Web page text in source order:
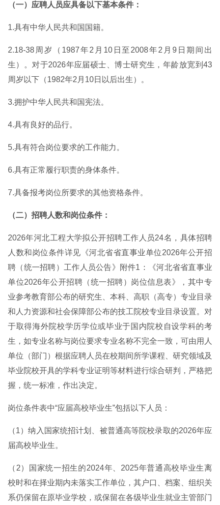
（一）应聘人员应具备以下基本条件：
1.具有中华人民共和国国籍。
2.18-38周岁（1987年2月10日至2008年2月9日期间出
生）。对于2026年应届硕士、博士研究生，年龄放宽到43
周岁以下（1982年2月10日以后出生）。
3.拥护中华人民共和国宪法。
4.具有良好的品行。
5.具有符合岗位要求的工作能力。
6.具有正常履行职责的身体条件。
7.具备报考岗位所要求的其他资格条件。
（二）招聘人数和岗位条件：
2026年河北工程大学拟公开招聘工作人员24名，具体招聘
人数和岗位条件详见《河北省省直事业单位2026年公开招
聘（统一招聘）工作人员公告》附件1：《河北省省直事业
单位2026年公开招聘（统一招聘）岗位信息表》，其中专
业参考教育部公布的研究生、本科、高职（高专）专业目录
和人力资源和社会保障部公布的技工院校专业目录设置。对
于取得海外院校学历学位或毕业于国内院校自设学科的考
生，如专业名称与岗位要求专业名称不完全一致，可由用人
单位（部门）根据应聘人员在校期间所学课程、研究领域及
毕业院校开具的学科专业证明等材料进行综合研判，严格把
握，统一标准，作出决定。
岗位条件表中“应届高校毕业生”包括以下人员：
（1）纳入国家统招计划、被普通高等院校录取的2026年应
届高校毕业生。
（2）国家统一招生的2024年、2025年普通高校毕业生离
校时和在择业期内未落实工作单位，其户口、档案、组织关
系仍保留在原毕业学校，或保留在各级毕业生就业主管部门